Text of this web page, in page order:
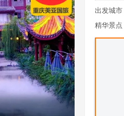
出发城
精华景点